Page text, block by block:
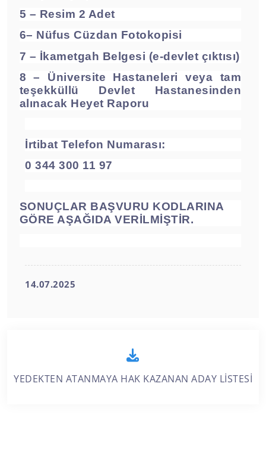
5 – Resim 2 Adet
6– Nüfus Cüzdan Fotokopisi
7 – İkametgah Belgesi (e-devlet çıktısı)
8 – Üniversite Hastaneleri veya tam
teşekküllü Devlet Hastanesinden
alınacak Heyet Raporu
İrtibat Telefon Numarası:
0 344 300 11 97
SONUÇLAR BAŞVURU KODLARINA
GÖRE AŞAĞIDA VERİLMİŞTİR.
14.07.2025
YEDEKTEN ATANMAYA HAK KAZANAN ADAY LİSTESİ